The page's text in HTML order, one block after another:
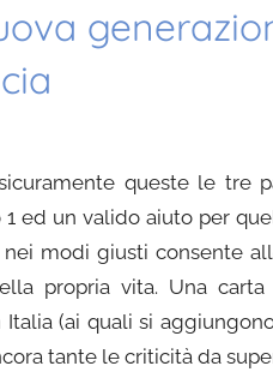
queste le tre
ed un valido aiuto per
modi giusti consente
propria vita. Una
(ai quali si
tante le criticità da